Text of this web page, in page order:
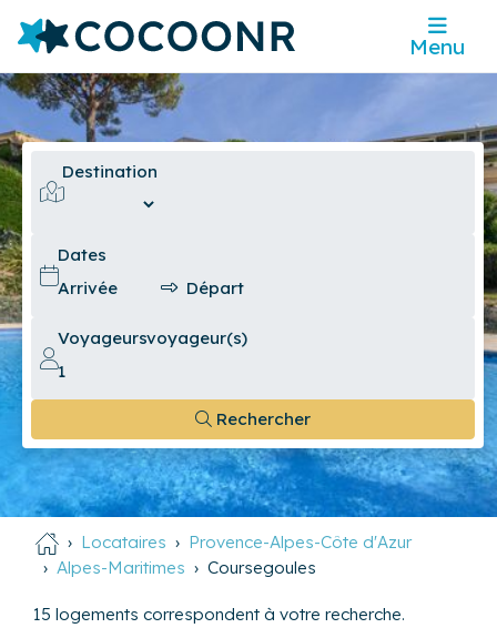
Menu
Destination
Dates
Voyageursvoyageur(s)
Rechercher
Locataires
Provence-Alpes-Côte d'Azur
Alpes-Maritimes
Coursegoules
15 logements correspondent à votre recherche.